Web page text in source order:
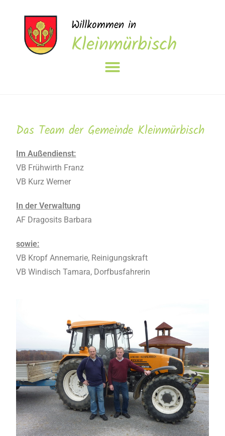
Willkommen in
Kleinmürbisch
Das Team der Gemeinde Kleinmürbisch
Im Außendienst:
VB Frühwirth Franz
VB Kurz Werner
In der Verwaltung
AF Dragosits Barbara
sowie:
VB Kropf Annemarie, Reinigungskraft
VB Windisch Tamara, Dorfbusfahrerin